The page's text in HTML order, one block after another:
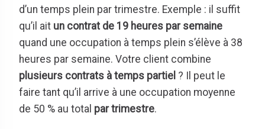
d’un temps plein par trimestre. Exemple : il suffit
qu’il ait un contrat de 19 heures par semaine
quand une occupation à temps plein s’élève à 38
heures par semaine. Votre client combine
plusieurs contrats à temps partiel ? Il peut le
faire tant qu’il arrive à une occupation moyenne
de 50 % au total par trimestre.